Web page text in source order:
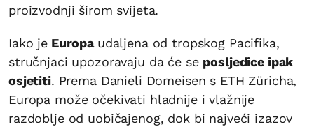
proizvodnji širom svijeta.
Iako je Europa udaljena od tropskog Pacifika,
stručnjaci upozoravaju da će se posljedice ipak
osjetiti. Prema Danieli Domeisen s ETH Züricha,
Europa može očekivati hladnije i vlažnije
razdoblje od uobičajenog, dok bi najveći izazov